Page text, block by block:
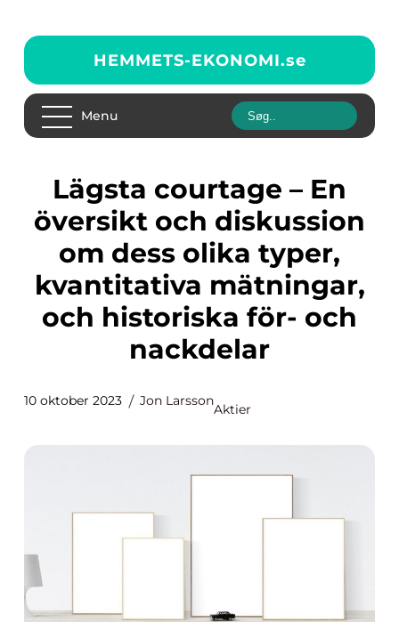
HEMMETS-EKONOMI.se
Menu
Lägsta courtage – En
översikt och diskussion
om dess olika typer,
kvantitativa mätningar,
och historiska för- och
nackdelar
10 oktober 2023 Jon Larsson
Aktier